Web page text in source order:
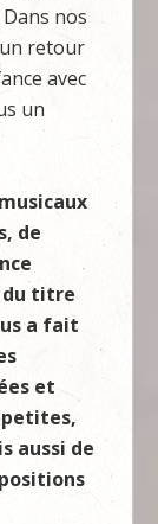
nos
un retour
avec
un
de
du titre
a fait
et
petites,
aussi de